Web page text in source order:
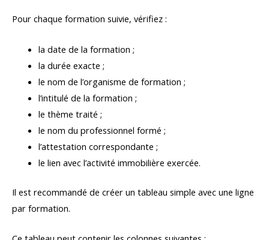
Pour chaque formation suivie, vérifiez :
la date de la formation ;
la durée exacte ;
le nom de l’organisme de formation ;
l’intitulé de la formation ;
le thème traité ;
le nom du professionnel formé ;
l’attestation correspondante ;
le lien avec l’activité immobilière exercée.
Il est recommandé de créer un tableau simple avec une ligne
par formation.